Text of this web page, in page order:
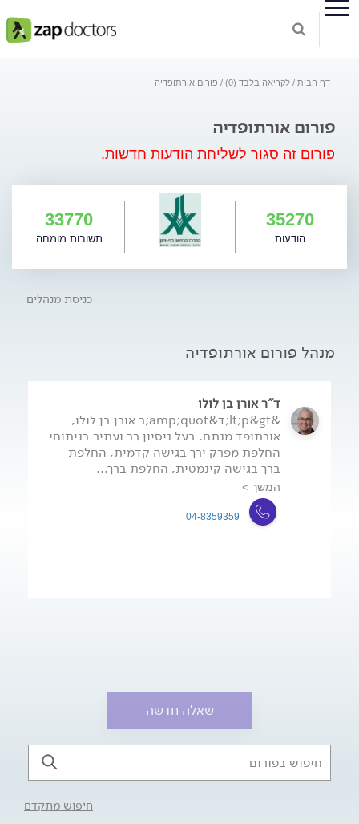
דף הבית לקריאה בלבד (0) פורום אורתופדיה
פורום אורתופדיה
פורום זה סגור לשליחת הודעות חדשות.
35270
הודעות
33770
תשובות מומחה
כניסת מנהלים
מנהל פורום אורתופדיה
ד"ר אורן בן לולו
&lt;p&gt;ד&amp;quot;ר אורן בן לולו,
אורתופד מנתח. בעל ניסיון רב ועתיר בניתוחי
החלפת מפרק ירך בגישה קדמית, החלפת
ברך בגישה קינמטית, החלפת ברך...
המשך >
04-8359359
שאלה חדשה
חיפוש מתקדם